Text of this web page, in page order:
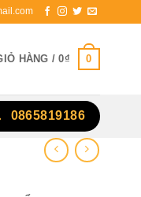
HÀNG /0₫ 0
0865819186